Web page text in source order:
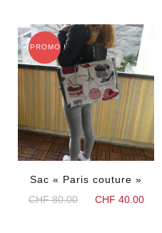
PROMO !
Sac « Paris couture »
CHF80.00
LeCHF 40.00